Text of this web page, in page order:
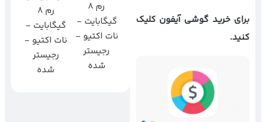
برای خرید گوشی آیفون کلیک
کنید.
رم 8
گیگابایت -
نات اکتیو -
رجیستر
شده
رم 8
گیگابایت -
نات اکتیو -
رجیستر
شده